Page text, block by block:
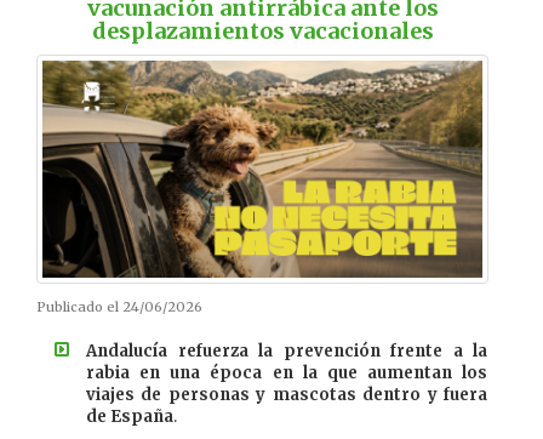
vacunación antirrábica ante los
desplazamientos vacacionales
Publicado el 24/06/2026
Andalucía refuerza la prevención frente a la
rabia en una época en la que aumentan los
viajes de personas y mascotas dentro y fuera
de España.